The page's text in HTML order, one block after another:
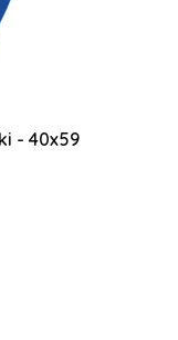
- 40x59